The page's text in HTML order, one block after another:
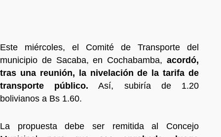
Este miércoles, el Comité de Transporte del
municipio de Sacaba, en Cochabamba, acordó,
tras una reunión, la nivelación de la tarifa de
transporte público. Así, subiría de 1.20
bolivianos a Bs 1.60.
La propuesta debe ser remitida al Concejo